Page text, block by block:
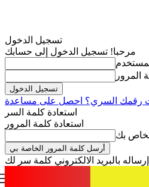
تسجيل الدخول
مرحبا! تسجيل الدخول إلى حسابك
المرور
رقمك السري؟ احصل على مساعدة
استعادة كلمة السر
استعادة كلمة المرور
الخاص بك